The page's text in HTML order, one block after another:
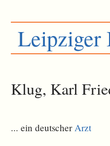
Leipziger
Klug, Karl
... ein deutscher Arzt